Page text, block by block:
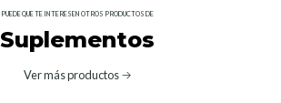
PUEDE QUE TE INTERESEN OTROS PRODUCTOS DE
Suplementos
Ver más productos